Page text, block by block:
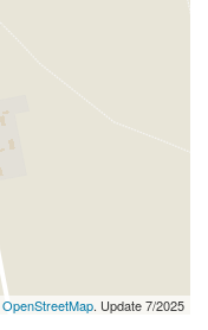
OpenStreetMap. Update 7/2025